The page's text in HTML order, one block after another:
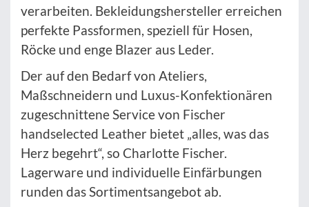
verarbeiten. Bekleidungshersteller erreichen
perfekte Passformen, speziell für Hosen,
Röcke und enge Blazer aus Leder.
Der auf den Bedarf von Ateliers,
Maßschneidern und Luxus-Konfektionären
zugeschnittene Service von Fischer
handselected Leather bietet „alles, was das
Herz begehrt“, so Charlotte Fischer.
Lagerware und individuelle Einfärbungen
runden das Sortimentsangebot ab.